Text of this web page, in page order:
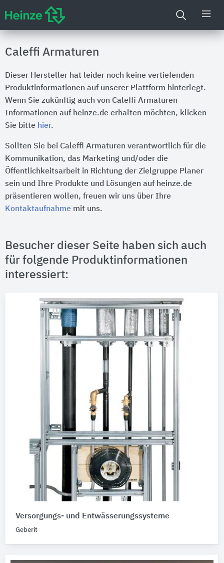
Caleffi Armaturen
Dieser Hersteller hat leider noch keine vertiefenden
Produktinformationen auf unserer Plattform hinterlegt.
Wenn Sie zukünftig auch von Caleffi Armaturen
Informationen auf heinze.de erhalten möchten, klicken
Sie bitte hier.
Sollten Sie bei Caleffi Armaturen verantwortlich für die
Kommunikation, das Marketing und/oder die
Öffentlichkeitsarbeit in Richtung der Zielgruppe Planer
sein und Ihre Produkte und Lösungen auf heinze.de
präsentieren wollen, freuen wir uns über Ihre
Kontaktaufnahme mit uns.
Besucher dieser Seite haben sich auch
für folgende Produktinformationen
interessiert:
Versorgungs- und Entwässerungssysteme
Geberit